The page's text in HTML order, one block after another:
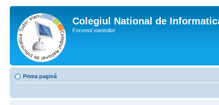
Colegiul National de
Forumul vianistilor
Prima pagină